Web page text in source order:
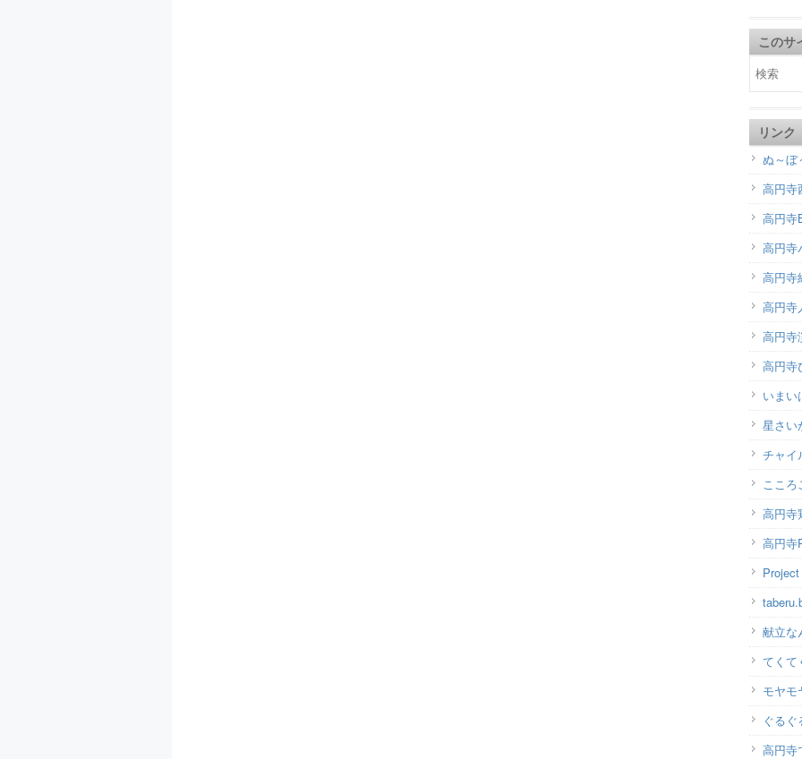
このサ
リンク
ぬ～ぼ
高円寺
高円寺
高円寺
高円寺
高円寺
高円寺
高円寺
いまい
星さい
チャイ
こころ
高円寺
高円寺
献立な
てくて
モヤモ
ぐる
高円寺